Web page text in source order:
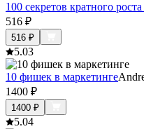
100 секретов кратного
516 ₽
516 ₽
5.03
10 фишек в маркетинге
1400 ₽
1400 ₽
5.04